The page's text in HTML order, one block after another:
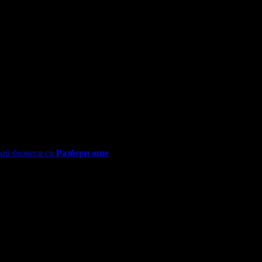
бизнеса си Разбери още